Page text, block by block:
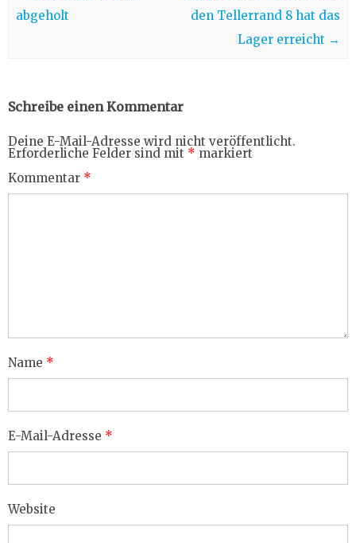
abgeholt
den Tellerrand 8 hat das
Lager erreicht →
Schreibe einen Kommentar
Deine E-Mail-Adresse wird nicht veröffentlicht.
Erforderliche Felder sind mit * markiert
Kommentar *
Name *
E-Mail-Adresse *
Website